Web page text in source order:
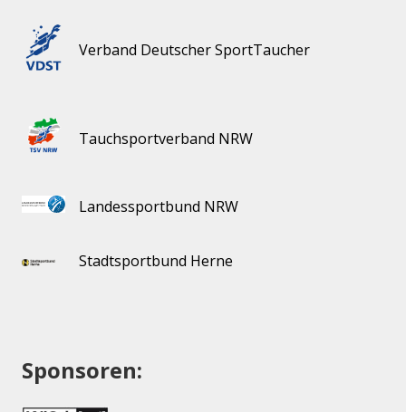
Verband Deutscher SportTaucher
Tauchsportverband NRW
Landessportbund NRW
Stadtsportbund Herne
Sponsoren: